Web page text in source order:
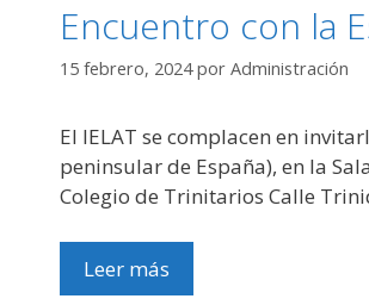
Encuentro con la
15 febrero, 2024 por Administración
El IELAT se complacen en
peninsular de España), en la
Colegio de Trinitarios Calle
Leer más